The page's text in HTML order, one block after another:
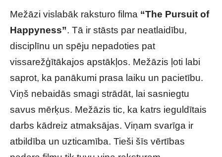
Mežāzi vislabāk raksturo filma “The Pursuit of
Happyness”. Tā ir stāsts par neatlaidību,
disciplīnu un spēju nepadoties pat
vissarežģītākajos apstākļos. Mežāzis ļoti labi
saprot, ka panākumi prasa laiku un pacietību.
Viņš nebaidās smagi strādāt, lai sasniegtu
savus mērķus. Mežāzis tic, ka katrs ieguldītais
darbs kādreiz atmaksājas. Viņam svarīga ir
atbildība un uzticamība. Tieši šīs vērtības